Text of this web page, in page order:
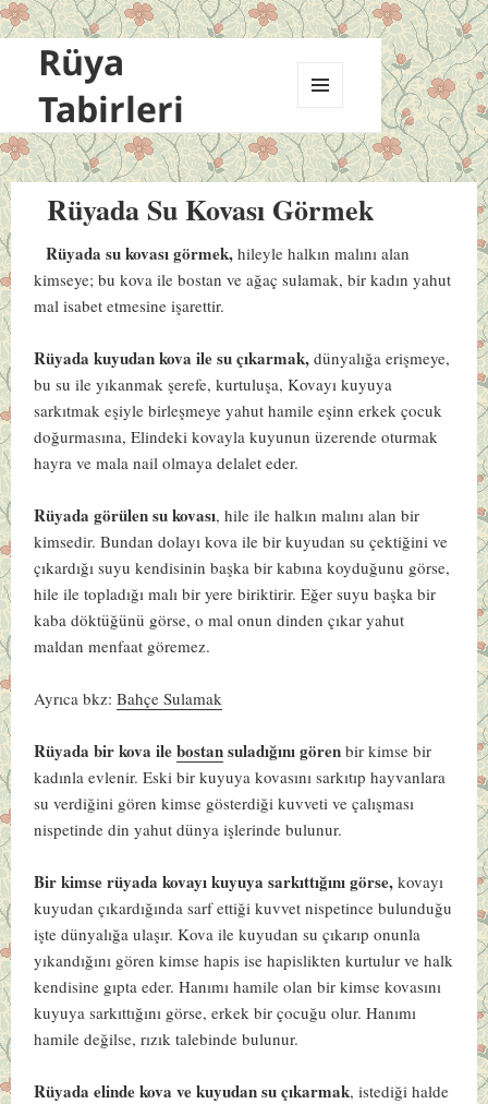
Rüya
Tabirleri
VE
BILEŞENLER
Rüyada Su Kovası Görmek
Rüyada su kovası görmek,hileyle halkın malını alan
kimseye; bu kova ile bostan ve ağaç sulamak, bir kadın yahut
mal isabet etmesine işarettir.
Rüyada kuyudan kova ile su çıkarmak, dünyalığa erişmeye,
bu su ile yıkanmak şerefe, kurtuluşa, Kovayı kuyuya
sarkıtmak eşiyle birleşmeye yahut hamile eşinn erkek çocuk
doğurmasına, Elindeki kovayla kuyunun üzerende oturmak
hayra ve mala nail olmaya delalet eder.
Rüyada görülen su kovası, hile ile halkın malını alan bir
kimsedir. Bundan dolayı kova ile bir kuyudan su çektiğini ve
çıkardığı suyu kendisinin başka bir kabına koyduğunu görse,
hile ile topladığı malı bir yere biriktirir. Eğer suyu başka bir
kaba döktüğünü görse, o mal onun dinden çıkar yahut
maldan menfaat göremez.
Ayrıca bkz:Bahçe Sulamak
Rüyada bir kova ilebostansuladığını gören bir kimse bir
kadınla evlenir. Eski bir kuyuya kovasını sarkıtıp hayvanlara
su verdiğini gören kimse gösterdiği kuvveti ve çalışması
nispetinde din yahut dünya işlerinde bulunur.
Bir kimse rüyada kovayı kuyuya sarkıttığını görse, kovayı
kuyudan çıkardığında sarf ettiği kuvvet nispetince bulunduğu
işte dünyalığa ulaşır. Kova ile kuyudan su çıkarıp onunla
yıkandığını gören kimse hapis ise hapislikten kurtulur ve halk
kendisine gıpta eder. Hanımı hamile olan bir kimse kovasını
kuyuya sarkıttığını görse, erkek bir çocuğu olur. Hanımı
hamile değilse, rızık talebinde bulunur.
Rüyada elinde kova ve kuyudan su çıkarmak, istediği halde